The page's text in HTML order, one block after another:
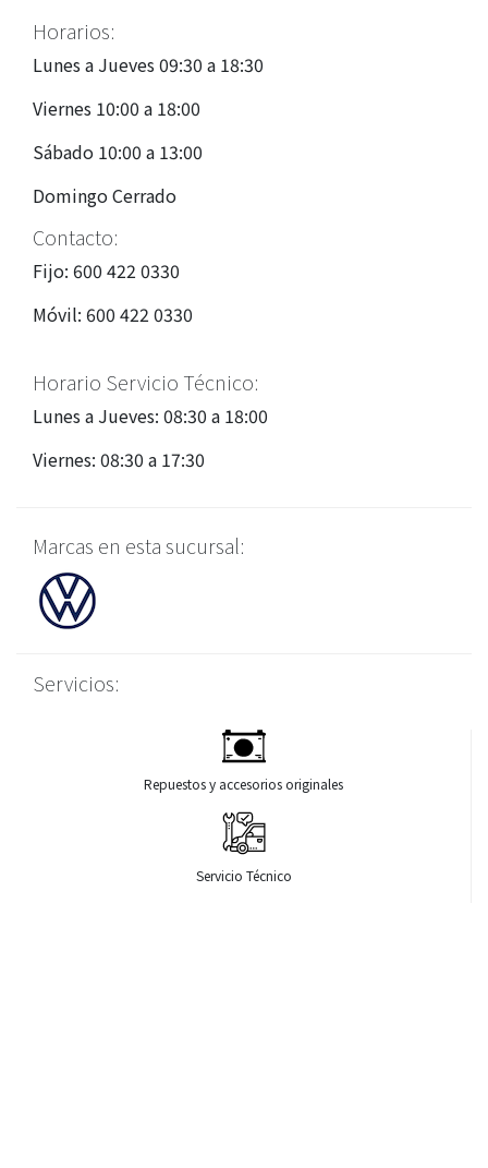
Horarios:
Lunes a Jueves 09:30 a 18:30
Viernes 10:00 a 18:00
Sábado 10:00 a 13:00
Domingo Cerrado
Contacto:
Fijo: 600 422 0330
Móvil: 600 422 0330
Horario Servicio Técnico:
Lunes a Jueves: 08:30 a 18:00
Viernes: 08:30 a 17:30
Marcas en esta sucursal:
Servicios:
Repuestos y accesorios originales
Servicio Técnico